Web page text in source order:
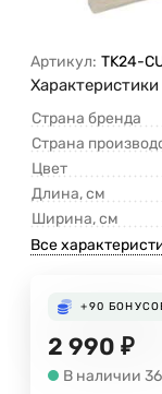
Артикул: TK24-
Характеристики
Страна бренда
Страна
Цвет
Длина, см
Ширина, см
Все
+90
2 990 ₽
В наличии 36